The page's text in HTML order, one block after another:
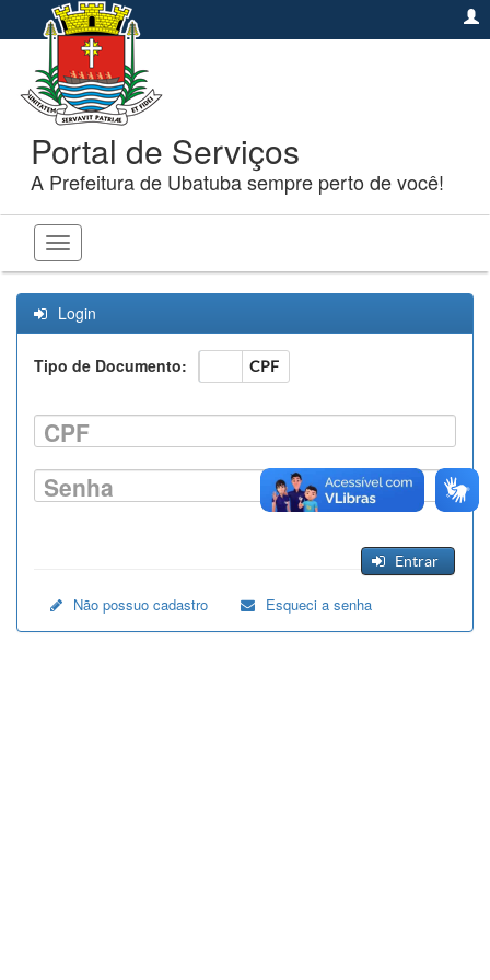
Portal de Serviços
A Prefeitura de Ubatuba sempre perto de você!
Toggle
navigation
Login
Tipo de Documento: CPF
CNPJ
CPF
Senha
Entrar
Não possuo cadastro Esqueci a senha